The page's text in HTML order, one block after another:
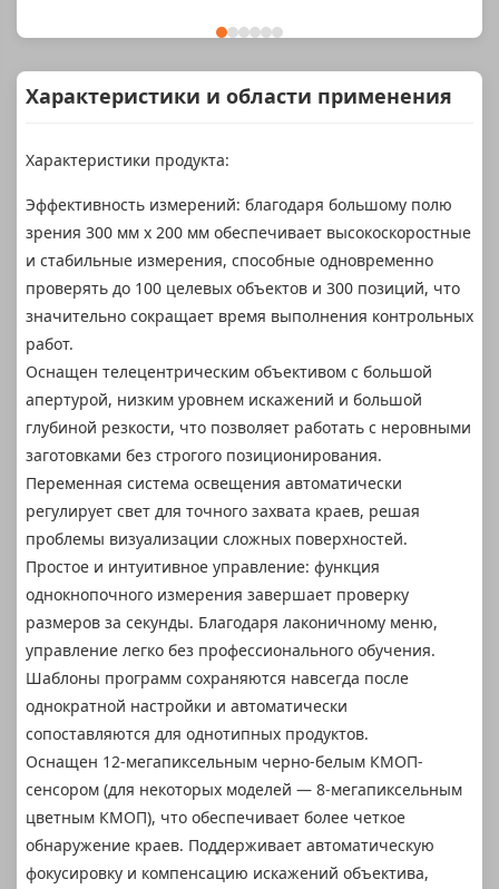
Характеристики и области применения
Характеристики продукта:
Эффективность измерений: благодаря большому полю
зрения 300 мм x 200 мм обеспечивает высокоскоростные
и стабильные измерения, способные одновременно
проверять до 100 целевых объектов и 300 позиций, что
значительно сокращает время выполнения контрольных
работ.
Оснащен телецентрическим объективом с большой
апертурой, низким уровнем искажений и большой
глубиной резкости, что позволяет работать с неровными
заготовками без строгого позиционирования.
Переменная система освещения автоматически
регулирует свет для точного захвата краев, решая
проблемы визуализации сложных поверхностей.
Простое и интуитивное управление: функция
однокнопочного измерения завершает проверку
размеров за секунды. Благодаря лаконичному меню,
управление легко без профессионального обучения.
Шаблоны программ сохраняются навсегда после
однократной настройки и автоматически
сопоставляются для однотипных продуктов.
Оснащен 12-мегапиксельным черно-белым КМОП-
сенсором (для некоторых моделей — 8-мегапиксельным
цветным КМОП), что обеспечивает более четкое
обнаружение краев. Поддерживает автоматическую
фокусировку и компенсацию искажений объектива,